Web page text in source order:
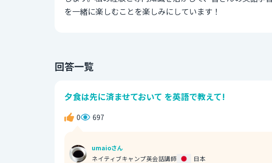
を一緒に楽しむことを楽しみにしています！
回答一覧
夕食は先に済ませておいて を英語で教えて!
0 697
umaioさん
ネイティブキャンプ英会話講師
日本